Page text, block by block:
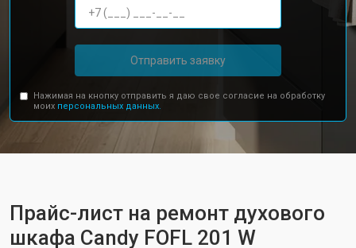
Отправить заявку
Нажимая на кнопку отправить я даю свое согласие на обработку
моих персональных данных.
Прайс-лист на ремонт духового
шкафа Candy FOFL 201 W